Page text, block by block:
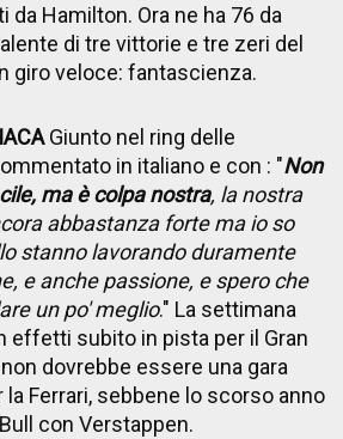
da Hamilton. Ora ne ha 76 da
di tre vittorie e tre zeri del
giro veloce: fantascienza.
Giunto nel ring delle
in italiano e con : "Non
ma è colpa nostra, la nostra
abbastanza forte ma io so
stanno lavorando duramente
e anche passione, e spero che
un po' meglio." La settimana
effetti subito in pista per il Gran
dovrebbe essere una gara
Ferrari, sebbene lo scorso anno
con Verstappen.